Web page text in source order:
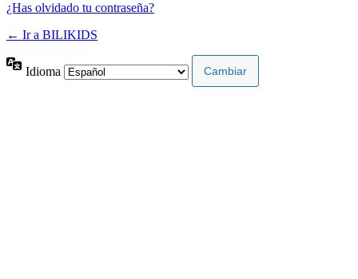
¿Has olvidado tu contraseña?
← Ir a BILIKIDS
Idioma